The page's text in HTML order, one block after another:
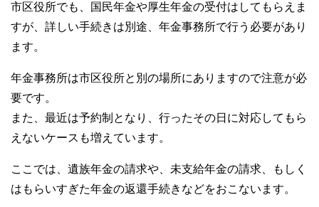
市区役所でも、国民年金や厚生年金の受付はしてもらえま
すが、詳しい手続きは別途、年金事務所で行う必要があり
ます。
年金事務所は市区役所と別の場所にありますので注意が必
要です。
また、最近は予約制となり、行ったその日に対応してもら
えないケースも増えています。
ここでは、遺族年金の請求や、未支給年金の請求、もしく
はもらいすぎた年金の返還手続きなどをおこないます。